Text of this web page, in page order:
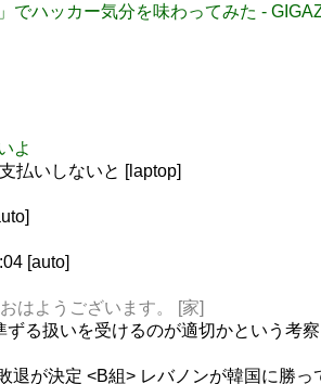
でハッカー気分を味わってみた -
よ
払いしないと [laptop]
[auto]
はようございます。 [家]
る扱いを受けるのが適切かという考
退が決定 <B組> レバノンが韓国に勝